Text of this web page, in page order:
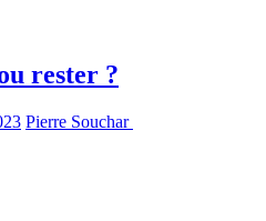
rester ?
Pierre Souchar